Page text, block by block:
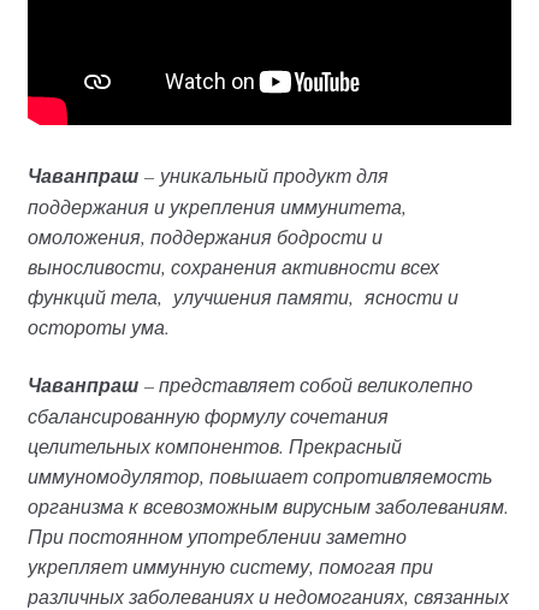
Чаванпраш– уникальный продукт для
поддержания и укрепления иммунитета,
омоложения, поддержания бодрости и
выносливости, сохранения активности всех
функций тела, улучшения памяти, ясности и
остороты ума.
Чаванпраш– представляет собой великолепно
сбалансированную формулу сочетания
целительных компонентов. Прекрасный
иммуномодулятор, повышает сопротивляемость
организма к всевозможным вирусным заболеваниям.
При постоянном употреблении заметно
укрепляет иммунную систему, помогая при
различных заболеваниях и недомоганиях, связанных